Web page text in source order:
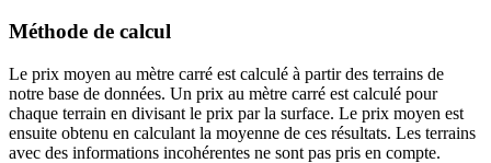
Méthode de calcul
Le prix moyen au mètre carré est calculé à partir des terrains de
notre base de données. Un prix au mètre carré est calculé pour
chaque terrain en divisant le prix par la surface. Le prix moyen est
ensuite obtenu en calculant la moyenne de ces résultats. Les terrains
avec des informations incohérentes ne sont pas pris en compte.